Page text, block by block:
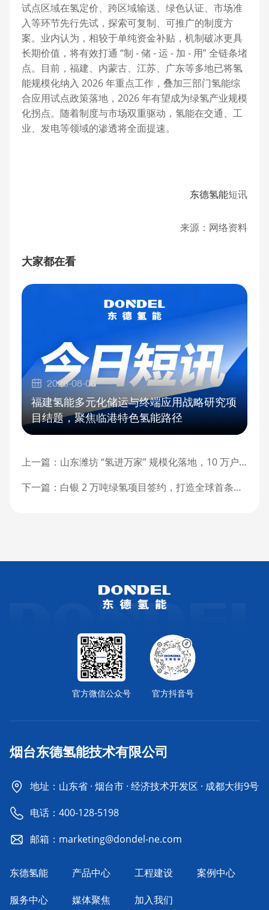
试点区域在氢定价、跨区域输送、绿色认证、市场准
入等环节先行先试，探索可复制、可推广的制度方
案。业内认为，相较于单纯资金补贴，机制破冰更具
长期价值，将有效打通 “制 - 储 - 运 - 加 - 用” 全链条堵
点。目前，福建、内蒙古、江苏、广东等多地已将氢
能规模化纳入 2026 年重点工作，叠加三部门氢能综
合应用试点政策落地，2026 年有望成为绿氢产业规模
化拐点。随着制度与市场双重驱动，氢能在交通、工
业、发电等领域的渗透将全面提速。
东德氢能短讯
来源：网络资料
大家都在看
2026-08-06
福建氢能多元化储运与终端应用战略研究项
目结题，聚焦临港特色氢能路径
上一篇：
山东潍坊 “氢进万家” 规模化落地，10 万户居民用上掺氢天然气
下一篇：
白银 2 万吨绿氢项目签约，打造全球首条绿电 - 绿氢 - 绿铁示范线
官方微信公众号 官方抖音号
烟台东德氢能技术有限公司
地址：山东省 · 烟台市 · 经济技术开发区 · 成都大街9号
电话： 400-128-5198
邮箱：marketing@dondel-ne.com
东德氢能 产品中心 工程建设 案例中心
服务中心 媒体聚焦 加入我们